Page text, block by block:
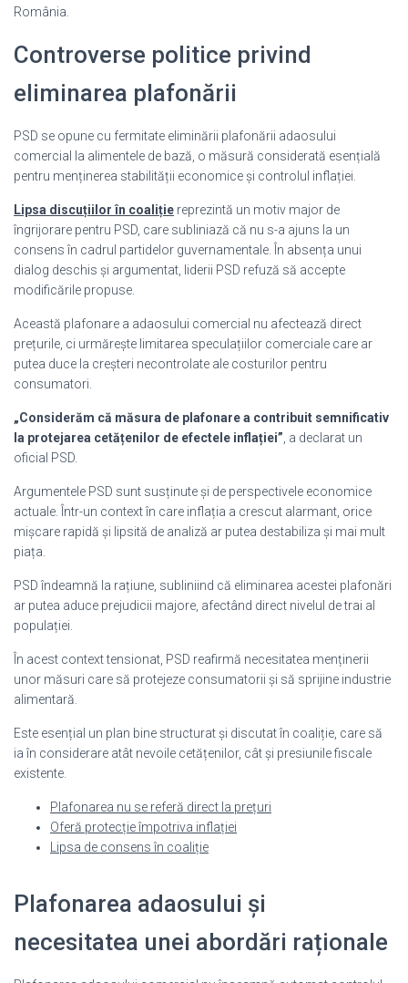
România.
Controverse politice privind
eliminarea plafonării
PSD se opune cu fermitate eliminării plafonării adaosului
comercial la alimentele de bază, o măsură considerată esențială
pentru menținerea stabilității economice și controlul inflației.
Lipsa discuțiilor în coaliție reprezintă un motiv major de
îngrijorare pentru PSD, care subliniază că nu s-a ajuns la un
consens în cadrul partidelor guvernamentale. În absența unui
dialog deschis și argumentat, liderii PSD refuză să accepte
modificările propuse.
Această plafonare a adaosului comercial nu afectează direct
prețurile, ci urmărește limitarea speculațiilor comerciale care ar
putea duce la creșteri necontrolate ale costurilor pentru
consumatori.
„Considerăm că măsura de plafonare a contribuit semnificativ
la protejarea cetățenilor de efectele inflației” , a declarat un
oficial PSD.
Argumentele PSD sunt susținute și de perspectivele economice
actuale. Într-un context în care inflația a crescut alarmant, orice
mișcare rapidă și lipsită de analiză ar putea destabiliza și mai mult
piața.
PSD îndeamnă la rațiune, subliniind că eliminarea acestei plafonări
ar putea aduce prejudicii majore, afectând direct nivelul de trai al
populației.
În acest context tensionat, PSD reafirmă necesitatea menținerii
unor măsuri care să protejeze consumatorii și să sprijine industrie
alimentară.
Este esențial un plan bine structurat și discutat în coaliție, care să
ia în considerare atât nevoile cetățenilor, cât și presiunile fiscale
existente.
Plafonarea nu se referă direct la prețuri
Oferă protecție împotriva inflației
Lipsa de consens în coaliție
Plafonarea adaosului și
necesitatea unei abordări raționale